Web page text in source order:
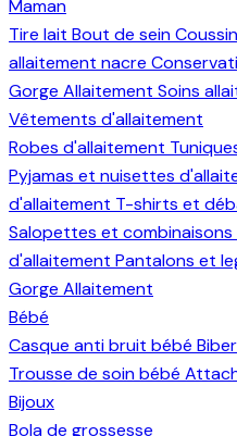
Maman
Tire lait Bout de sein
allaitement nacre
Gorge Allaitement Soins
Vêtements d'allaitement
Robes d'allaitement
Pyjamas et nuisettes
d'allaitement T-shirts et
Salopettes et
d'allaitement Pantalons et
Gorge Allaitement
Bébé
Casque anti bruit bébé
Trousse de soin bébé
Bijoux
Bola de grossesse